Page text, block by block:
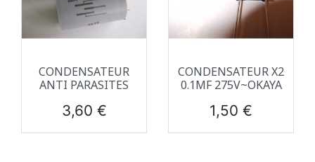
CONDENSATEUR
ANTI PARASITES
Prix
3,60 €
CONDENSATEUR X2
0.1ΜF 275V~OKAYA
Prix
1,50 €